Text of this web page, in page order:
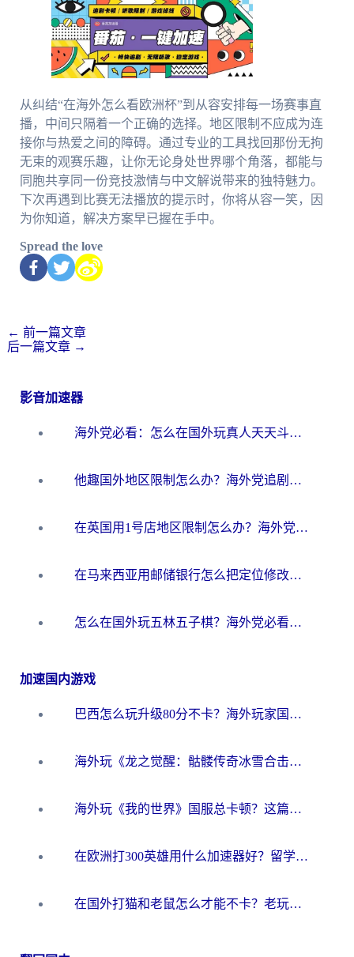
从纠结“在海外怎么看欧洲杯”到从容安排每一场赛事直
播，中间只隔着一个正确的选择。地区限制不应成为连
接你与热爱之间的障碍。通过专业的工具找回那份无拘
无束的观赛乐趣，让你无论身处世界哪个角落，都能与
同胞共享同一份竞技激情与中文解说带来的独特魅力。
下次再遇到比赛无法播放的提示时，你将从容一笑，因
为你知道，解决方案早已握在手中。
Spread the love
← 前一篇文章
后一篇文章 →
影音加速器
海外党必看：怎么在国外玩真人天天斗地主？附证券开户、音乐定位修改全攻略
他趣国外地区限制怎么办？海外党追剧听歌看直播的一站式解决方案
在英国用1号店地区限制怎么办？海外党必看的回国加速全攻略
在马来西亚用邮储银行怎么把定位修改到中国国内？3个海外生活痛点一次解决
怎么在国外玩五林五子棋？海外党必看的回国加速全攻略（附优酷荔枝FM解决方法）
加速国内游戏
巴西怎么玩升级80分不卡？海外玩家国服游戏加速器终极指南（附避坑技巧）
海外玩《龙之觉醒：骷髅传奇冰雪合击》延迟高？这篇指南帮你解决卡顿烦恼！
海外玩《我的世界》国服总卡顿？这篇我的世界游戏加速器指南帮你解决所有问题
在欧洲打300英雄用什么加速器好？留学生亲测有效的解决方案来了
在国外打猫和老鼠怎么才能不卡？老玩家亲测的终极加速指南